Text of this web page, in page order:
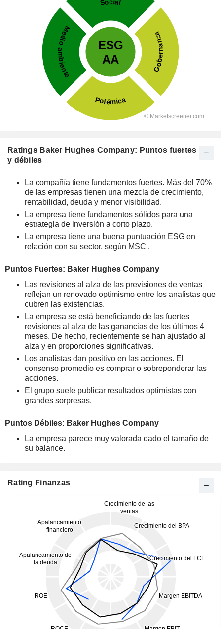
Ratings Baker Hughes Company: Puntos fuertes
y débiles
La compañía tiene fundamentos fuertes. Más del 70%
de las empresas tienen una mezcla de crecimiento,
rentabilidad, deuda y menor visibilidad.
La empresa tiene fundamentos sólidos para una
estrategia de inversión a corto plazo.
La empresa tiene una buena puntuación ESG en
relación con su sector, según MSCI.
Puntos Fuertes: Baker Hughes Company
Las revisiones al alza de las previsiones de ventas
reflejan un renovado optimismo entre los analistas que
cubren las existencias.
La empresa se está beneficiando de las fuertes
revisiones al alza de las ganancias de los últimos 4
meses. De hecho, recientemente se han ajustado al
alza y en proporciones significativas.
Los analistas dan positivo en las acciones. El
consenso promedio es comprar o sobreponderar las
acciones.
El grupo suele publicar resultados optimistas con
grandes sorpresas.
Puntos Débiles: Baker Hughes Company
La empresa parece muy valorada dado el tamaño de
su balance.
Rating Finanzas